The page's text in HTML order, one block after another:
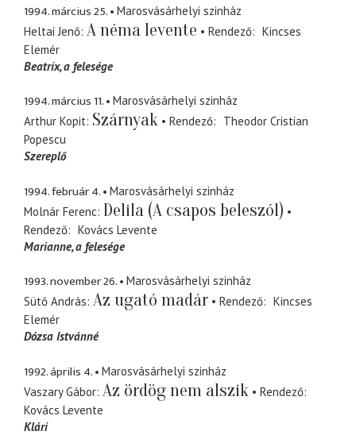
1994. március 25.
Marosvásárhelyi szinház
Heltai Jenő A néma levente Rendező
Kincses
Elemér
Beatrix a felesége
1994. március 11.
Marosvásárhelyi szinház
Arthur Kopit Szárnyak Rendező
Theodor Cristian
Popescu
Szereplő
1994. február 4.
Marosvásárhelyi szinház
Molnár Ferenc Delila (A csapos beleszól)
Rendező
Kovács Levente
Marianne a felesége
1993. november 26.
Marosvásárhelyi szinház
Sütő András Az ugató madár Rendező
Kincses
Elemér
Dózsa Istvánné
1992. április 4.
Marosvásárhelyi szinház
Vaszary Gábor Az ördög nem alszik
Rendező
Kovács Levente
Klári